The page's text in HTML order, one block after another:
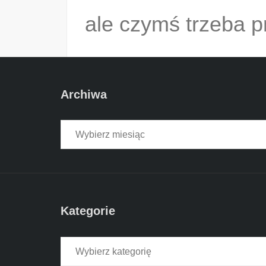
ale czymś trzeba
uwagę.
…
READ MORE
Like this:
Archiwa
Kategorie
Kategorie